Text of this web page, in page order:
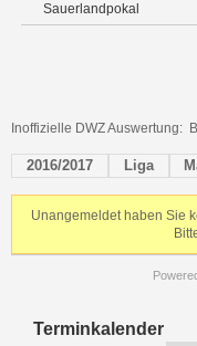
Sauerlandpokal
Inoffizielle DWZ Auswertung:
2016/2017 Liga
Unangemeldet haben Sie
Terminkalender